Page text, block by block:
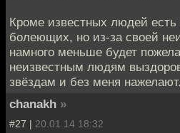
Кроме известных людей
болеющих, но из-за своей
намного меньше будет
неизвестным людям
звёздам и без меня нажелают.
chanakh »
#27 | 20.01.14 18:32